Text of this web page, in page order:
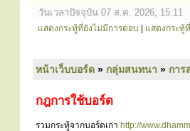
วันเวลาปัจจุบัน 07 ส.ค. 2026, 15:11
แสดงกระทู้ที่ยังไม่มีการตอบ แสดงกระทู้
หน้าเว็บบอร์ด » กลุ่มสนทนา » การ
กฎการใช้บอร์ด
รวมกระทู้จากบอร์ดเก่า http://